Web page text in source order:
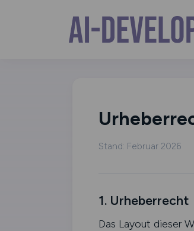
Stand: Februar 2026
1. Urheberrecht
Das Layout dieser